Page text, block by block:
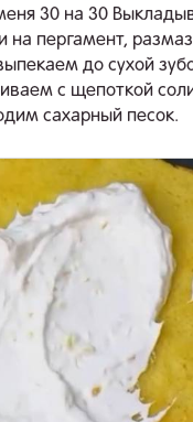
30 на 30
на пергамент,
до сухой
с щепоткой
сахарный песок.